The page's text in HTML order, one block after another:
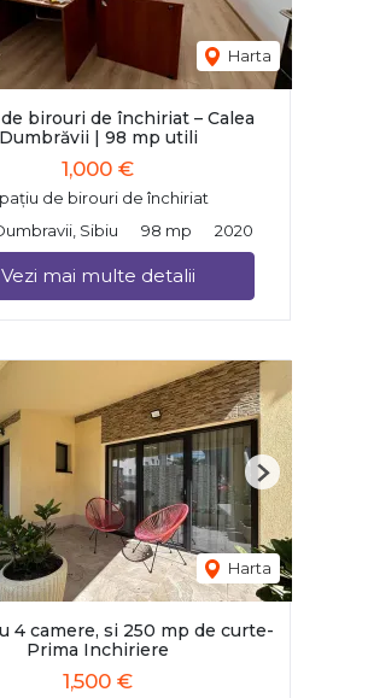
Harta
birouri de închiriat – Calea
Dumbrăvii | 98 mp utili
1,000 €
de birouri de închiriat
Sibiu
98 mp 2020
Vezi mai multe detalii
Harta
Next
4 camere, si 250 mp de curte-
Prima Inchiriere
1,500 €